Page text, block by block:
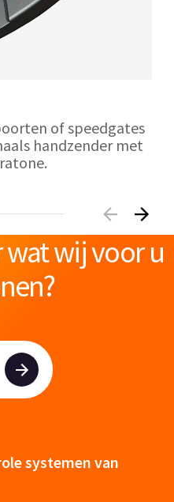
of speedgates
handzender met
wij voor u
systemen van